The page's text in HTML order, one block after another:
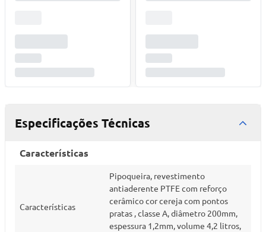
Especificações Técnicas
Características
Características
Pipoqueira, revestimento
antiaderente PTFE com reforço
cerâmico cor cereja com pontos
pratas , classe A, diâmetro 200mm,
espessura 1,2mm, volume 4,2 litros,